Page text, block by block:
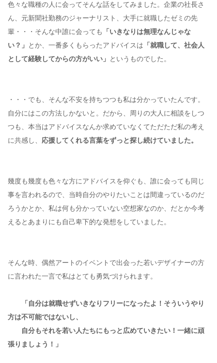
色々な職種の人に会ってそんな話をしてみました。企業の社長さ
ん、元新聞社勤務のジャーナリスト、大手に就職したゼミの先
輩・・・そんな中誰に会っても
「いきなりは無理なんじゃな
い？」 とか、一番多くもらったアドバイスは 「就職して、社会人
として経験してからの方がいい」 というものでした。
・・・でも、そんな不安を持ちつつも私は分かっていたんです。
自分にはこの方法しかないと。だから、周りの大人に相談をしつ
つも、本当はアドバイスなんか求めていなくてただただ私の考え
に共感し、 応援してくれる言葉をずっと探し続けていました。
幾度も幾度も色々な方にアドバイスを仰ぐも、誰に会っても同じ
事を言われるので、当時自分のやりたいことは間違っているのだ
ろうかとか、私は何も分かっていない空想家なのか、だとか今考
えるとあまりにも自己卑下的な発想をしていました。
そんな時、偶然アートのイベントで出会った若いデザイナーの方
に言われた一言で私はとても勇気づけられます。
「自分は就職せずいきなりフリーになったよ！そういうやり
方は不可能ではないし、
自分もそれを若い人たちにもっと広めていきたい！一緒に頑
張りましょう！」